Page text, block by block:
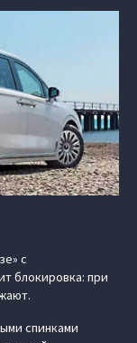
с
блокировка: при
спинками